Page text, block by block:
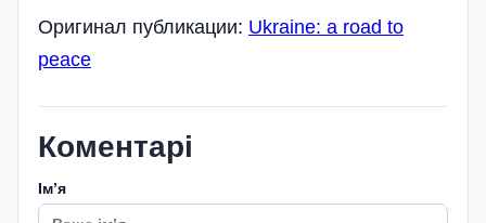
Оригинал публикации: Ukraine: a road to
peace
Коментарі
Імʼя